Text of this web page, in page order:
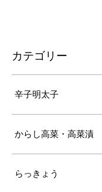
カテゴリー
辛子明太子
からし高菜・高菜漬
らっきょう